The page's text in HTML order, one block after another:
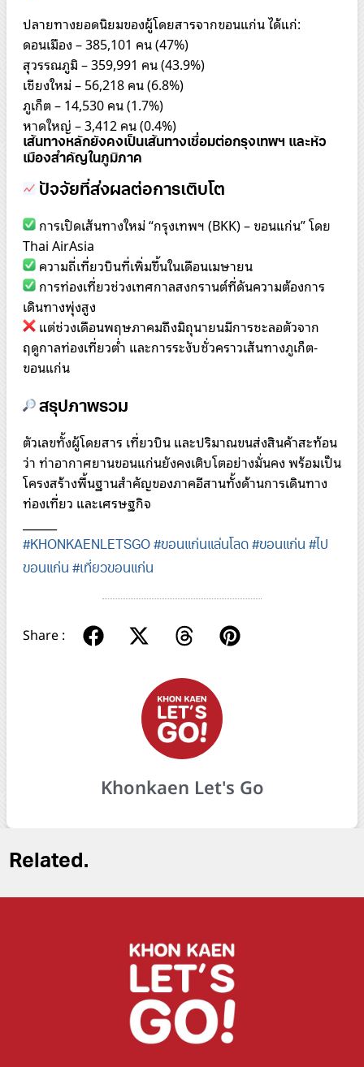
ปลายทางยอดนิยมของผู้โดยสารจากขอนแก่น ได้แก่:
ดอนเมือง – 385,101 คน (47%)
สุวรรณภูมิ – 359,991 คน (43.9%)
เชียงใหม่ – 56,218 คน (6.8%)
ภูเก็ต – 14,530 คน (1.7%)
หาดใหญ่ – 3,412 คน (0.4%)
เส้นทางหลักยังคงเป็นเส้นทางเชื่อมต่อกรุงเทพฯ และหัว
เมืองสำคัญในภูมิภาค
ปัจจัยที่ส่งผลต่อการเติบโต
การเปิดเส้นทางใหม่ “กรุงเทพฯ (BKK) – ขอนแก่น” โดย
Thai AirAsia
ความถี่เที่ยวบินที่เพิ่มขึ้นในเดือนเมษายน
การท่องเที่ยวช่วงเทศกาลสงกรานต์ที่ดันความต้องการ
เดินทางพุ่งสูง
แต่ช่วงเดือนพฤษภาคมถึงมิถุนายนมีการชะลอตัวจาก
ฤดูกาลท่องเที่ยวต่ำ และการระงับชั่วคราวเส้นทางภูเก็ต-
ขอนแก่น
สรุปภาพรวม
ตัวเลขทั้งผู้โดยสาร เที่ยวบิน และปริมาณขนส่งสินค้าสะท้อน
ว่า ท่าอากาศยานขอนแก่นยังคงเติบโตอย่างมั่นคง พร้อมเป็น
โครงสร้างพื้นฐานสำคัญของภาคอีสานทั้งด้านการเดินทาง
ท่องเที่ยว และเศรษฐกิจ
#KHONKAENLETSGO #ขอนแก่นแล่นโลด #ขอนแก่น #ไป
ขอนแก่น #เที่ยวขอนแก่น
Share :
Khonkaen Let's Go
Related.